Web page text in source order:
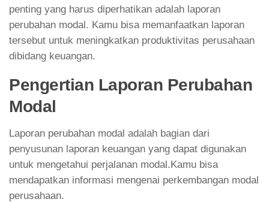
penting yang harus diperhatikan adalah laporan
perubahan modal. Kamu bisa memanfaatkan laporan
tersebut untuk meningkatkan produktivitas perusahaan
dibidang keuangan.
Pengertian Laporan Perubahan
Modal
Laporan perubahan modal adalah bagian dari
penyusunan laporan keuangan yang dapat digunakan
untuk mengetahui perjalanan modal.Kamu bisa
mendapatkan informasi mengenai perkembangan modal
perusahaan.